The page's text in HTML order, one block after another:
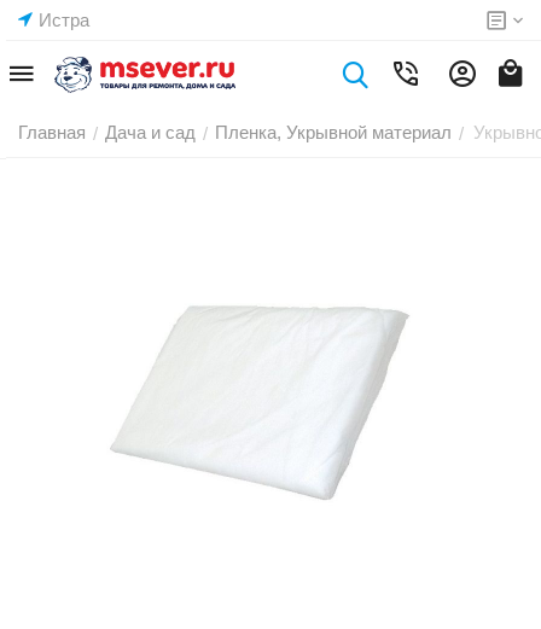
Истра
Главная / Дача и сад / Пленка, Укрывной материал /